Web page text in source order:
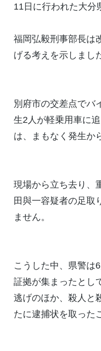
11日に行われた大分
福岡弘毅刑事部長は
げる考えを示しまし
別府市の交差点でバ
生2人が軽乗用車に
は、まもなく発生か
現場から立ち去り、
田與一容疑者の足取
ません。
こうした中、県警は
証拠が集まったとし
逃げのほか、殺人と
たに逮捕状を取った